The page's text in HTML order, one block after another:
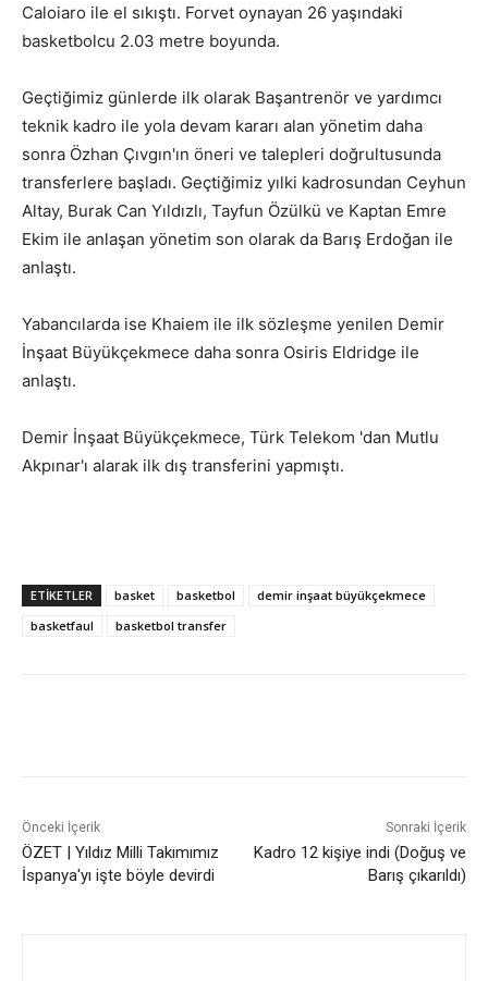
Caloiaro ile el sıkıştı. Forvet oynayan 26 yaşındaki
basketbolcu 2.03 metre boyunda.
Geçtiğimiz günlerde ilk olarak Başantrenör ve yardımcı
teknik kadro ile yola devam kararı alan yönetim daha
sonra Özhan Çıvgın'ın öneri ve talepleri doğrultusunda
transferlere başladı. Geçtiğimiz yılki kadrosundan Ceyhun
Altay, Burak Can Yıldızlı, Tayfun Özülkü ve Kaptan Emre
Ekim ile anlaşan yönetim son olarak da Barış Erdoğan ile
anlaştı.
Yabancılarda ise Khaiem ile ilk sözleşme yenilen Demir
İnşaat Büyükçekmece daha sonra Osiris Eldridge ile
anlaştı.
Demir İnşaat Büyükçekmece, Türk Telekom 'dan Mutlu
Akpınar'ı alarak ilk dış transferini yapmıştı.
ETIKETLER basket basketbol
demir inşaat büyükçekmece
basketfaul
basketbol transfer
Önceki İçerik
ÖZET | Yıldız Milli Takımımız
İspanya'yı işte böyle devirdi
Sonraki İçerik
Kadro 12 kişiye indi (Doğuş ve
Barış çıkarıldı)